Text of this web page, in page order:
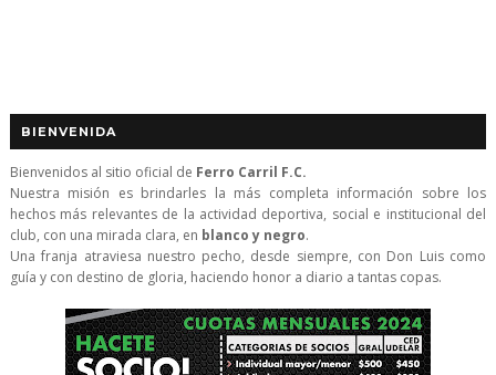
BIENVENIDA
Bienvenidos al sitio oficial de Ferro Carril F.C.
Nuestra misión es brindarles la más completa información sobre los
hechos más relevantes de la actividad deportiva, social e institucional del
club, con una mirada clara, en blanco y negro.
Una franja atraviesa nuestro pecho, desde siempre, con Don Luis como
guía y con destino de gloria, haciendo honor a diario a tantas copas.